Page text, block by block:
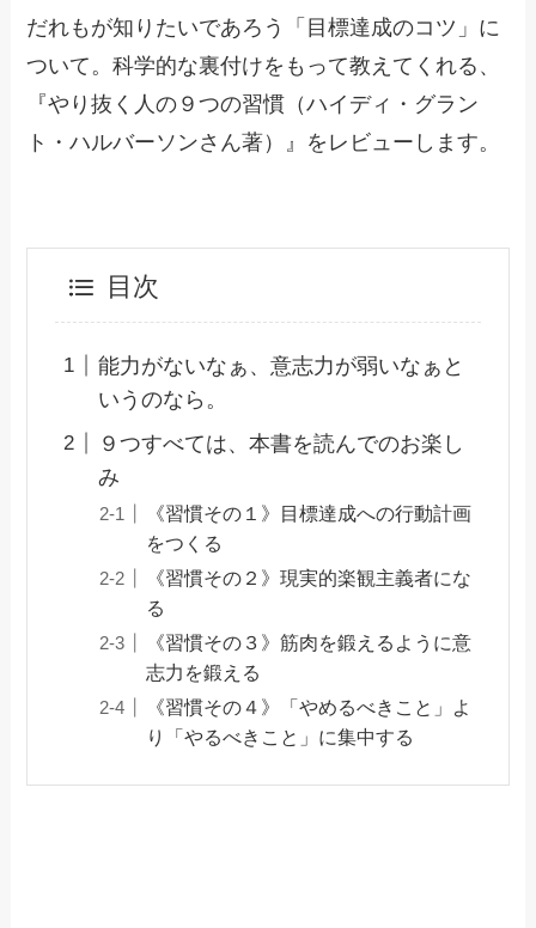
だれもが知りたいであろう「目標達成のコツ」に
ついて。科学的な裏付けをもって教えてくれる、
『やり抜く人の９つの習慣（ハイディ・グラン
ト・ハルバーソンさん著）』をレビューします。
目次
能力がないなぁ、意志力が弱いなぁと
いうのなら。
９つすべては、本書を読んでのお楽し
み
《習慣その１》目標達成への行動計画
をつくる
《習慣その２》現実的楽観主義者にな
る
《習慣その３》筋肉を鍛えるように意
志力を鍛える
《習慣その４》「やめるべきこと」よ
り「やるべきこと」に集中する